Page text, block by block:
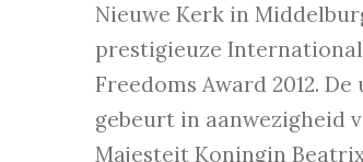
Nieuwe Kerk in
prestigieuze
Freedoms Award 2012.
gebeurt in aanwezigheid
Majesteit Koningin